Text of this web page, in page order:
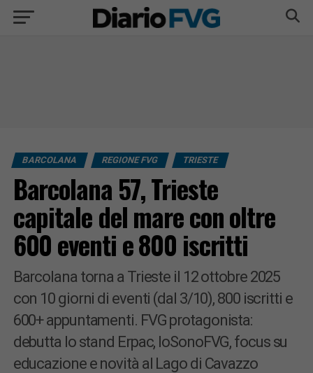
BARCOLANA REGIONE FVG TRIESTE
Barcolana 57, Trieste
capitale del mare con oltre
600 eventi e 800 iscritti
Barcolana torna a Trieste il 12 ottobre 2025
con 10 giorni di eventi (dal 3/10), 800 iscritti e
600+ appuntamenti. FVG protagonista:
debutta lo stand Erpac, IoSonoFVG, focus su
educazione e novità al Lago di Cavazzo